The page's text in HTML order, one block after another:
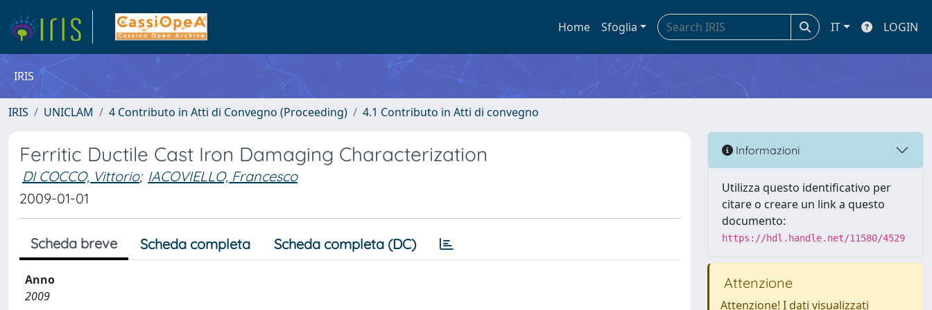
Home Sfoglia IT LOGIN
IRIS
IRIS UNICLAM 4 Contributo in Atti di Convegno (Proceeding) 4.1 Contributo in Atti di convegno
Ferritic Ductile Cast Iron Damaging Characterization
DI COCCO, Vittorio; IACOVIELLO, Francesco
2009-01-01
Scheda breve Scheda completa Scheda completa (DC)
Anno
2009
Informazioni
Utilizza questo identificativo per
citare o creare un link a questo
documento:
https://hdl.handle.net/11580/4529
Attenzione
Attenzione! I dati visualizzati